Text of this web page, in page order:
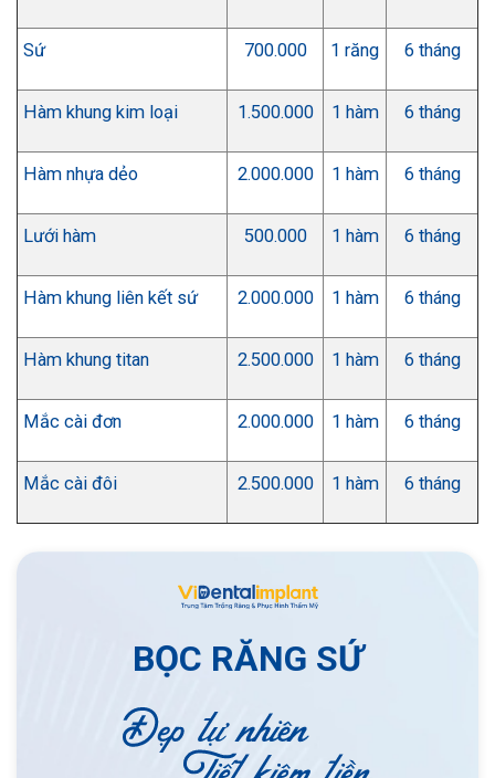
Sứ 700.000 1 răng 6 tháng
Hàm khung kim loại 1.500.000 1 hàm 6 tháng
Hàm nhựa dẻo 2.000.000 1 hàm 6 tháng
Lưới hàm 500.000 1 hàm 6 tháng
Hàm khung liên kết sứ 2.000.000 1 hàm 6 tháng
Hàm khung titan 2.500.000 1 hàm 6 tháng
Mắc cài đơn 2.000.000 1 hàm 6 tháng
Mắc cài đôi 2.500.000 1 hàm 6 tháng
BỌC RĂNG SỨ